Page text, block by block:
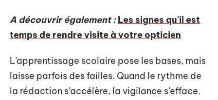
A découvrir également : Les signes qu'il est
temps de rendre visite à votre opticien
L’apprentissage scolaire pose les bases, mais
laisse parfois des failles. Quand le rythme de
la rédaction s’accélère, la vigilance s’efface.